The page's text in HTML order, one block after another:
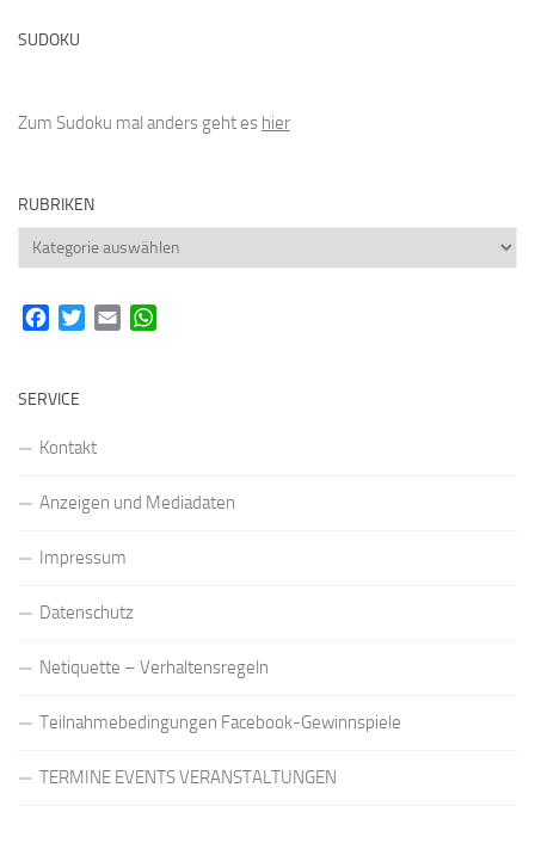
SUDOKU
Zum Sudoku mal anders geht es hier
RUBRIKEN
Rubriken
FacebookTwitterEmail
SERVICE
Kontakt
Anzeigen und Mediadaten
Impressum
Datenschutz
Netiquette – Verhaltensregeln
Teilnahmebedingungen Facebook-Gewinnspiele
TERMINE EVENTS VERANSTALTUNGEN